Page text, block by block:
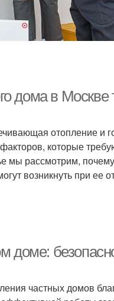
дома в Москве
отопление и
которые
мы рассмотрим,
возникнуть при ее
доме:
частных домов